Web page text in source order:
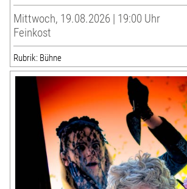
Mittwoch, 19.08.2026 | 19:00 Uhr
Feinkost
Rubrik: Bühne